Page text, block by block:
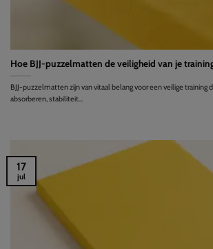
Hoe BJJ-puzzelmatten de veiligheid van je
BJJ-puzzelmatten zijn van vitaal belang voor een veilige training
absorberen, stabiliteit...
17
jul